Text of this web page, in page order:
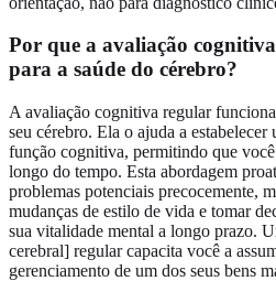
Por que a avaliação
para a saúde do cérebro?
A avaliação cognitiva regular
seu cérebro. Ela o ajuda a estabelecer
função cognitiva, permitindo que
longo do tempo. Esta abordagem
problemas potenciais precocemente,
mudanças de estilo de vida e tomar
sua vitalidade mental a longo prazo.
cerebral] regular capacita você a
gerenciamento de um dos seus bens